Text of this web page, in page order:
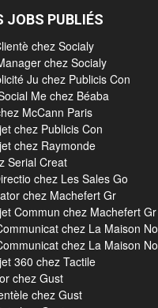
JOBS PUBLIÉS
chez Socialy
chez Socialy
Ju chez Publicis Con
Me chez Béaba
McCann Paris
chez Publicis Con
chez Raymonde
Serial Creat
chez Les Sales Go
chez Machefert Gr
Commun chez Machefert Gr
chez La Maison No
chez La Maison No
360 chez Tactile
chez Gust
chez Gust